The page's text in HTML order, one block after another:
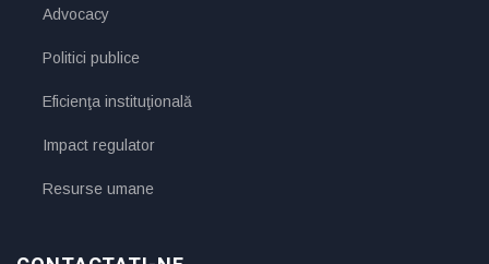
Advocacy
Politici publice
Eficienţa instituţională
Impact regulator
Resurse umane